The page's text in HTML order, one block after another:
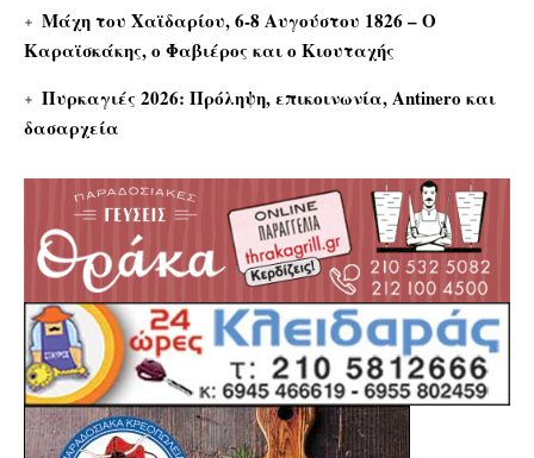
Μάχη του Χαϊδαρίου, 6-8 Αυγούστου 1826 – Ο
Καραϊσκάκης, ο Φαβιέρος και ο Κιουταχής
Πυρκαγιές 2026: Πρόληψη, επικοινωνία, Antinero και
δασαρχεία